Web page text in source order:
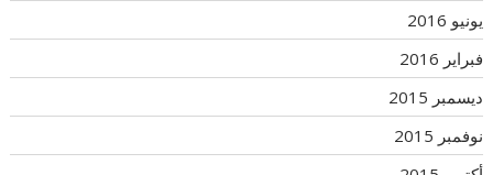
يونيو 2016
فبراير 2016
ديسمبر 2015
نوفمبر 2015